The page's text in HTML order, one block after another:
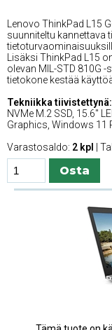
Lenovo ThinkPad L15
suunniteltu kannettava
Lisäksi ThinkPad L15
olevan MIL-STD 810G
tietokone kestää
Tekniikka tiivistettynä:
NVMe M.2 SSD, 15.6''
Graphics, Windows 11
Varastosaldo: 2 kpl |